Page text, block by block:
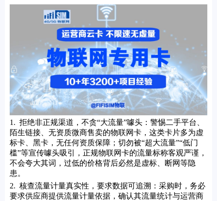
1. 拒绝非正规渠道，不贪“大流量”噱头：警惕二手平台、
陌生链接、无资质微商售卖的物联网卡，这类卡片多为虚
标卡、黑卡，无任何资质保障；切勿被“超大流量”“低门
槛”等宣传噱头吸引，正规物联网卡的流量标称客观严谨，
不会夸大其词，过低的价格背后必然是虚标、断网等隐
患。
2. 核查流量计量真实性，要求数据可追溯：采购时，务必
要求供应商提供流量计量依据，确认其流量统计与运营商